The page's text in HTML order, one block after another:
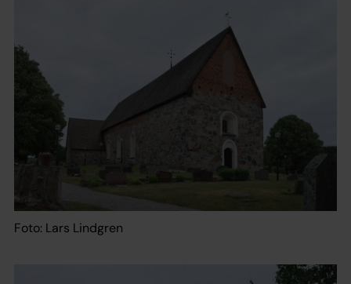
Foto: Lars Lindgren